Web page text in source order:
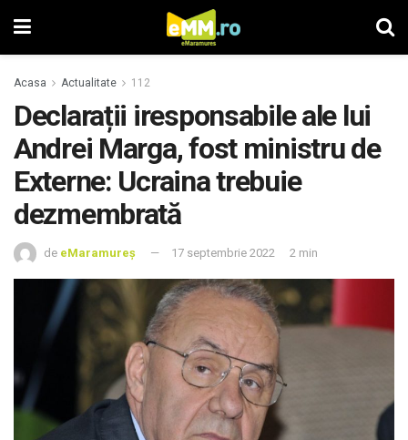
Acasa Actualitate 112
Declarații iresponsabile ale lui
Andrei Marga, fost ministru de
Externe: Ucraina trebuie
dezmembrată
de eMaramureș 17 septembrie 2022 2 min